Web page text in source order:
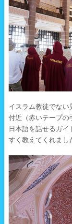
イスラム教徒でない
付近（赤いテープの
日本語を話せるガ
すく教えてくれまし